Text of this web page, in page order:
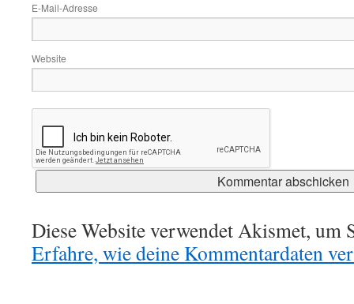
E-Mail-Adresse
Website
Diese Website verwendet Akismet, um
Erfahre, wie deine Kommentardaten